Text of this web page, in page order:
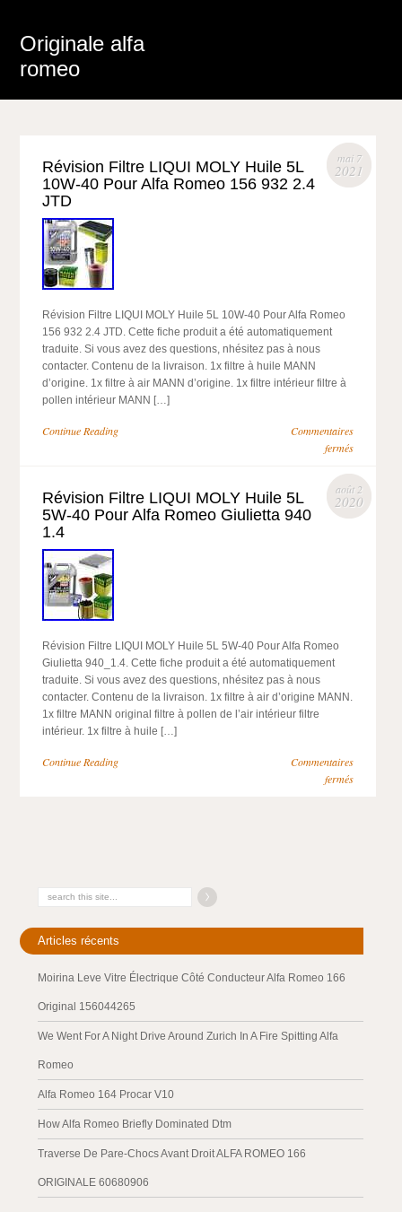
Originale alfa
romeo
mai 7
2021
Révision Filtre LIQUI MOLY Huile 5L
10W-40 Pour Alfa Romeo 156 932 2.4
JTD
Révision Filtre LIQUI MOLY Huile 5L 10W-40 Pour Alfa Romeo
156 932 2.4 JTD. Cette fiche produit a été automatiquement
traduite. Si vous avez des questions, nhésitez pas à nous
contacter. Contenu de la livraison. 1x filtre à huile MANN
d’origine. 1x filtre à air MANN d’origine. 1x filtre intérieur filtre à
pollen intérieur MANN […]
Continue Reading
Commentaires
fermés
août 2
2020
Révision Filtre LIQUI MOLY Huile 5L
5W-40 Pour Alfa Romeo Giulietta 940
1.4
Révision Filtre LIQUI MOLY Huile 5L 5W-40 Pour Alfa Romeo
Giulietta 940_1.4. Cette fiche produit a été automatiquement
traduite. Si vous avez des questions, nhésitez pas à nous
contacter. Contenu de la livraison. 1x filtre à air d’origine MANN.
1x filtre MANN original filtre à pollen de l’air intérieur filtre
intérieur. 1x filtre à huile […]
Continue Reading
Commentaires
fermés
Articles récents
Moirina Leve Vitre Électrique Côté Conducteur Alfa Romeo 166
Original 156044265
We Went For A Night Drive Around Zurich In A Fire Spitting Alfa
Romeo
Alfa Romeo 164 Procar V10
How Alfa Romeo Briefly Dominated Dtm
Traverse De Pare-Chocs Avant Droit ALFA ROMEO 166
ORIGINALE 60680906